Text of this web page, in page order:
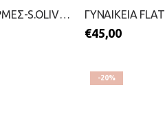
ΓΥΝΑΙΚΕΙΕΣ ΠΛΑΤΦΟΡΜΕΣ-S.OLIVER-2099-0114-ΜΠΡΟΝΖΕ
€45,00
-20%